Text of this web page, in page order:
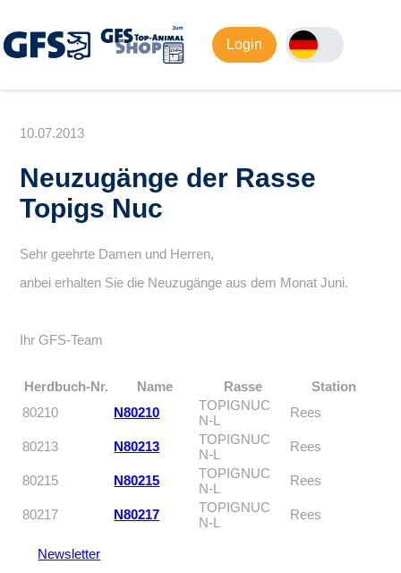
Login
10.07.2013
Neuzugänge der Rasse
Topigs Nuc
Sehr geehrte Damen und Herren,
anbei erhalten Sie die Neuzugänge aus dem Monat Juni.
Ihr GFS-Team
Herdbuch-Nr. Name Rasse
Station
80210
N80210
TOPIGNUC
N-L
Rees
80213 N80213
TOPIGNUC
N-L
Rees
80215 N80215
TOPIGNUC
N-L
Rees
80217 N80217
TOPIGNUC
N-L
Rees
Newsletter